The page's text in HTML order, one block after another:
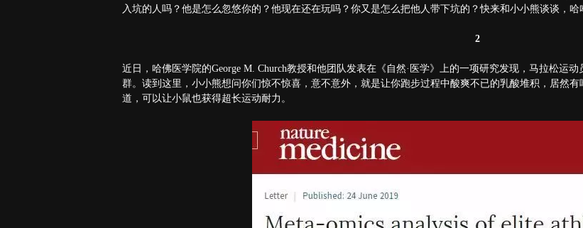
入坑的人吗？他是怎么忽悠你的？他现在还在玩吗？你又是怎么把他人带下坑的？快来和小小熊谈谈，哈
2
近日，哈佛医学院的George M. Church教授和他团队发表在《自然·医学》上的一项研究发现，马拉松运
群。读到这里，小小熊想问你们惊不惊喜，意不意外，就是让你跑步过程中酸爽不已的乳酸堆积，居然
道，可以让小鼠也获得超长运动耐力。